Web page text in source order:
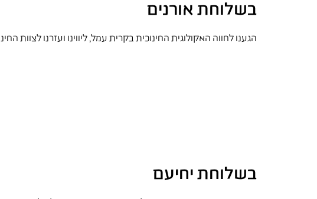
בשלוחת אורנים
הגענו לחווה האקולוגית החינוכית בקרית עמל, ליווינו ועזרנו לצוות
בשלוחת יחיעם